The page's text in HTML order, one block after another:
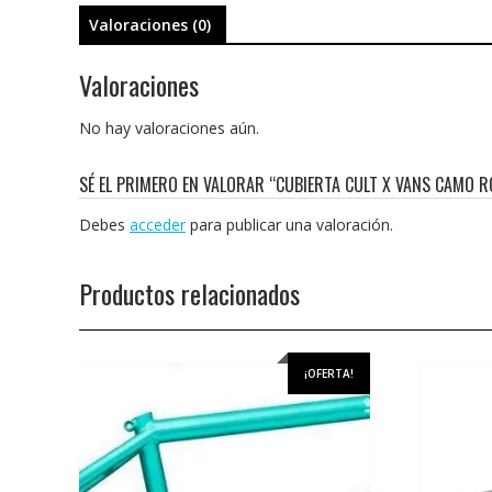
Valoraciones (0)
Valoraciones
No hay valoraciones aún.
SÉ EL PRIMERO EN VALORAR “CUBIERTA CULT X VANS CAMO
Debes accederpara publicar una valoración.
Productos relacionados
¡OFERTA!